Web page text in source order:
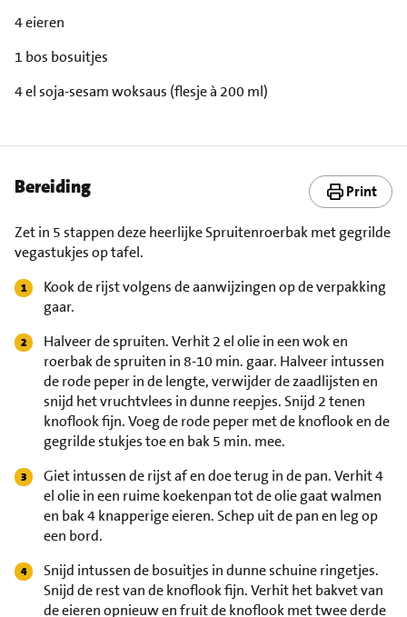
4 eieren
1 bos bosuitjes
4 el soja-sesam woksaus (flesje à 200 ml)
Bereiding Print
Zet in 5 stappen deze heerlijke Spruitenroerbak met gegrilde
vegastukjes op tafel.
Kook de rijst volgens de aanwijzingen op de verpakking
gaar.
Halveer de spruiten. Verhit 2 el olie in een wok en
roerbak de spruiten in 8-10 min. gaar. Halveer intussen
de rode peper in de lengte, verwijder de zaadlijsten en
snijd het vruchtvlees in dunne reepjes. Snijd 2 tenen
knoflook fijn. Voeg de rode peper met de knoflook en de
gegrilde stukjes toe en bak 5 min. mee.
Giet intussen de rijst af en doe terug in de pan. Verhit 4
el olie in een ruime koekenpan tot de olie gaat walmen
en bak 4 knapperige eieren. Schep uit de pan en leg op
een bord.
Snijd intussen de bosuitjes in dunne schuine ringetjes.
Snijd de rest van de knoflook fijn. Verhit het bakvet van
de eieren opnieuw en fruit de knoflook met twee derde